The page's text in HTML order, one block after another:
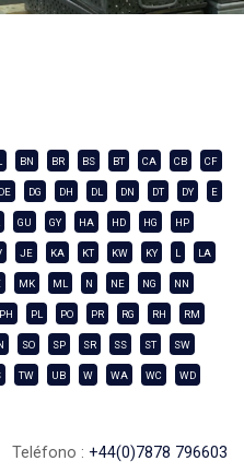
BN BR BS BT CA CB CF
DE DG DH DL DN DT DY E
GU GY HA HD HG HP
JE KA KT KW KY L LA
MK ML N NE NG NN
PH PL PO PR RG RH RM
SO SP SR SS ST SW
TW UB W WA WC WD
Teléfono : +44(0)7878 796603